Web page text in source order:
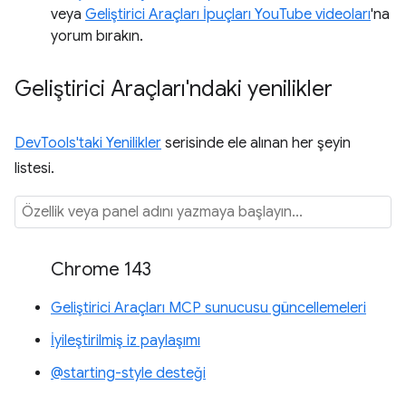
veya Geliştirici Araçları İpuçları YouTube videoları'na
yorum bırakın.
Geliştirici Araçları'ndaki yenilikler
DevTools'taki Yenilikler serisinde ele alınan her şeyin
listesi.
Chrome 143
Geliştirici Araçları MCP sunucusu güncellemeleri
İyileştirilmiş iz paylaşımı
@starting-style desteği